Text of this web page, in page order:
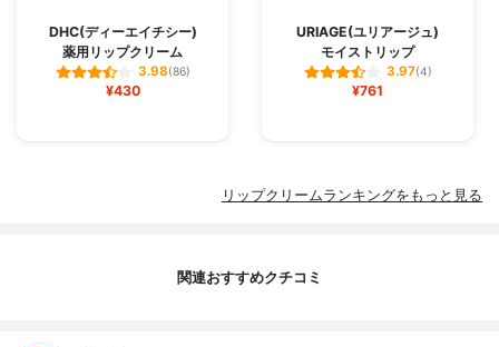
DHC(ディーエイチシー)
薬用リップクリーム
3.98(86)
¥430
URIAGE(ユリアージュ)
モイストリップ
3.97(4)
¥761
リップクリームランキングをもっと見る
関連おすすめクチコミ